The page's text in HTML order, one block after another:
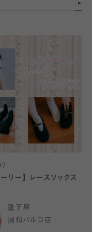
ーリー】 レースソックス
靴下屋
浦和パルコ店